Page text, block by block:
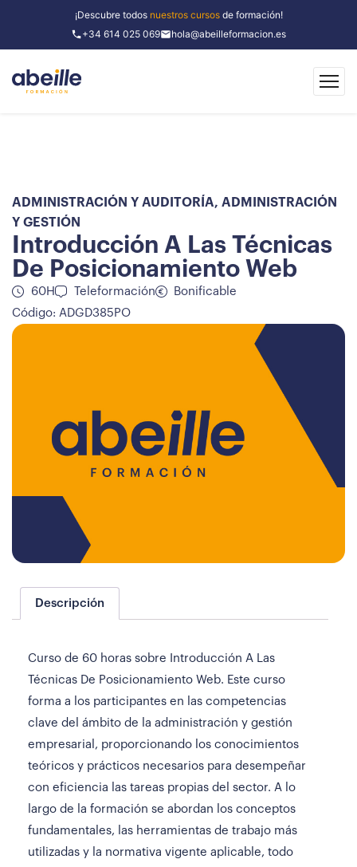
¡Descubre todos nuestros cursosde formación!
+34 614 025 069
hola@abeilleformacion.es
ADMINISTRACIÓN Y AUDITORÍA, ADMINISTRACIÓN
Y GESTIÓN
Introducción A Las Técnicas
De Posicionamiento Web
60H Teleformación
Bonificable
Código: ADGD385PO
Descripción
Curso de 60 horas sobre Introducción A Las
Técnicas De Posicionamiento Web. Este curso
forma a los participantes en las competencias
clave del ámbito de la administración y gestión
empresarial, proporcionando los conocimientos
teóricos y prácticos necesarios para desempeñar
con eficiencia las tareas propias del sector. A lo
largo de la formación se abordan los conceptos
fundamentales, las herramientas de trabajo más
utilizadas y la normativa vigente aplicable, todo